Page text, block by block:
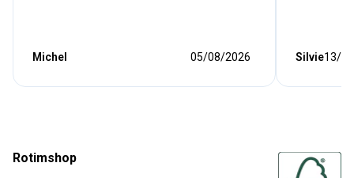
Michel 05/08/2026 Silvie13/
Rotimshop